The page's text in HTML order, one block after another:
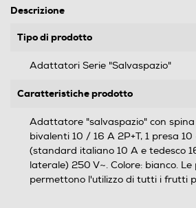
Descrizione
Tipo di prodotto
Adattatori Serie "Salvaspazio"
Caratteristiche prodotto
Adattatore "salvaspazio" con spina
bivalenti 10 / 16 A 2P+T, 1 presa 10
(standard italiano 10 A e tedesco
laterale) 250 V~. Colore: bianco. Le
permettono l'utilizzo di tutti i frutti